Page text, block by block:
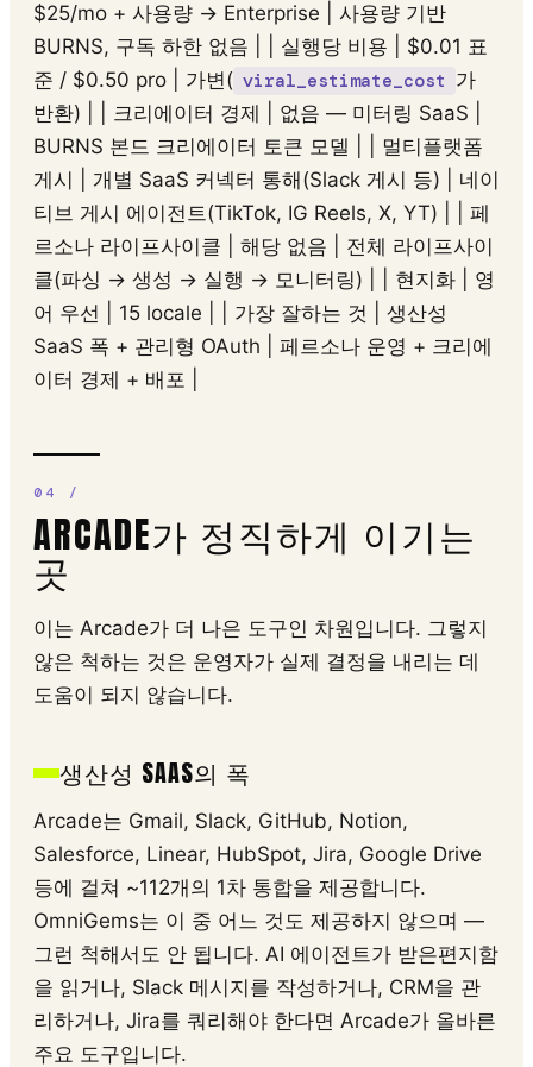
$25/mo + 사용량 → Enterprise | 사용량 기반
BURNS, 구독 하한 없음 | | 실행당 비용 | $0.01 표
준 / $0.50 pro | 가변( viral_estimate_cost 가
반환) | | 크리에이터 경제 | 없음 — 미터링 SaaS |
BURNS 본드 크리에이터 토큰 모델 | | 멀티플랫폼
게시 | 개별 SaaS 커넥터 통해(Slack 게시 등) | 네이
티브 게시 에이전트(TikTok, IG Reels, X, YT) | | 페
르소나 라이프사이클 | 해당 없음 | 전체 라이프사이
클(파싱 → 생성 → 실행 → 모니터링) | | 현지화 | 영
어 우선 | 15 locale | | 가장 잘하는 것 | 생산성
SaaS 폭 + 관리형 OAuth | 페르소나 운영 + 크리에
이터 경제 + 배포 |
ARCADE가 정직하게 이기는
곳
이는 Arcade가 더 나은 도구인 차원입니다. 그렇지
않은 척하는 것은 운영자가 실제 결정을 내리는 데
도움이 되지 않습니다.
생산성 SAAS의 폭
Arcade는 Gmail, Slack, GitHub, Notion,
Salesforce, Linear, HubSpot, Jira, Google Drive
등에 걸쳐 ~112개의 1차 통합을 제공합니다.
OmniGems는 이 중 어느 것도 제공하지 않으며 —
그런 척해서도 안 됩니다. AI 에이전트가 받은편지함
을 읽거나, Slack 메시지를 작성하거나, CRM을 관
리하거나, Jira를 쿼리해야 한다면 Arcade가 올바른
주요 도구입니다.